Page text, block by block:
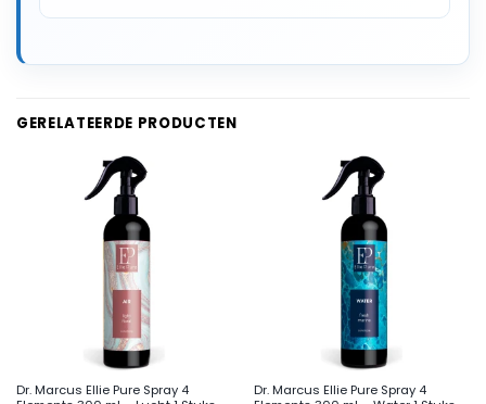
GERELATEERDE PRODUCTEN
Dr. Marcus Ellie Pure Spray 4
Dr. Marcus Ellie Pure Spray 4